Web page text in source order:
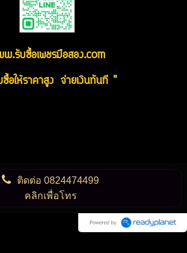
รับซื้อเพชรมือสอง.com
อให้ราคาสูง จ่ายเงินทันที "
ติดต่อ0824474499
คลิกเพื่อโทร